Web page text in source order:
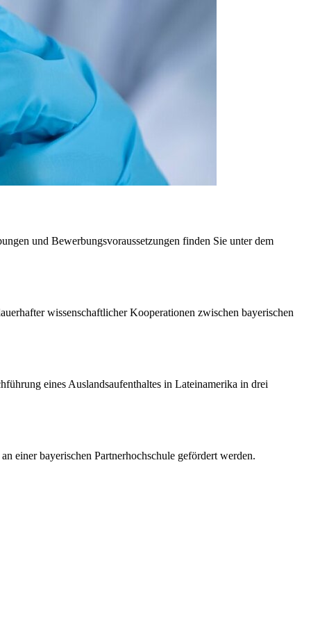
und Bewerbungsvoraussetzungen finden Sie unter dem
wissenschaftlicher Kooperationen zwischen bayerischen
eines Auslandsaufenthaltes in Lateinamerika in drei
einer bayerischen Partnerhochschule gefördert werden.